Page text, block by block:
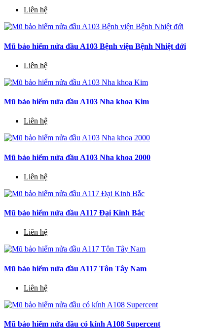
Liên hệ
Mũ bảo hiểm nửa đầu A103 Bệnh viện Bệnh Nhiệt đới
Liên hệ
Mũ bảo hiểm nửa đầu A103 Nha khoa Kim
Liên hệ
Mũ bảo hiểm nửa đầu A103 Nha khoa 2000
Liên hệ
Mũ bảo hiểm nửa đầu A117 Đại Kinh Bắc
Liên hệ
Mũ bảo hiểm nửa đầu A117 Tôn Tây Nam
Liên hệ
Mũ bảo hiểm nửa đầu có kính A108 Supercent